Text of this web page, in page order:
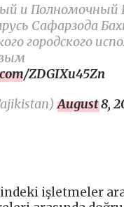
и Полномочный
Сафарзода
городского
ZDGIXu45Zn
August 8,
işletmeler